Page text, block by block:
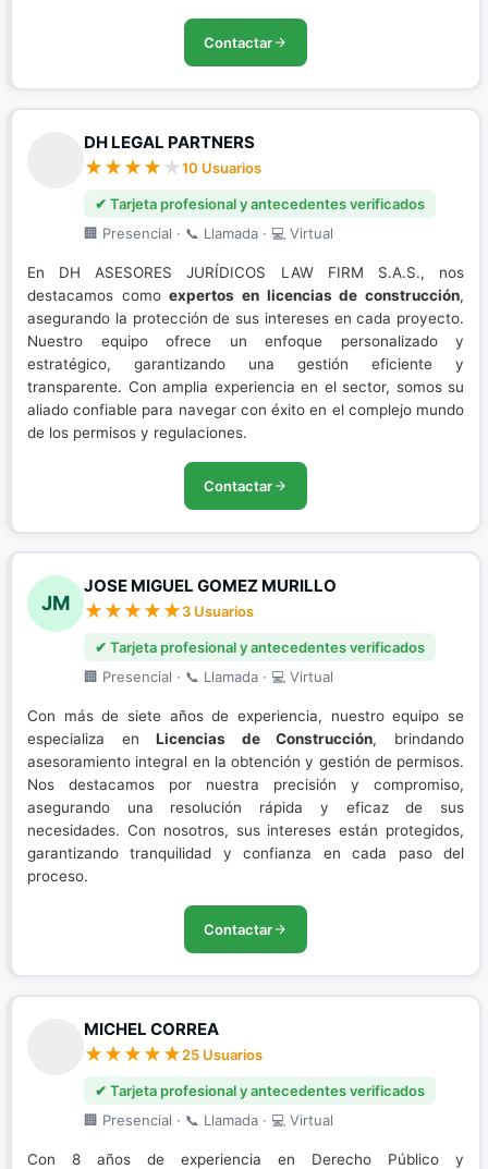
Contactar
DH LEGAL PARTNERS
10 Usuarios
✔ Tarjeta profesional y antecedentes verificados
🏢 Presencial · 📞 Llamada · 💻 Virtual
En DH ASESORES JURÍDICOS LAW FIRM S.A.S., nos
destacamos comoexpertos en licencias de construcción,
asegurando la protección de sus intereses en cada proyecto.
Nuestro equipo ofrece un enfoque personalizado y
estratégico, garantizando una gestión eficiente y
transparente. Con amplia experiencia en el sector, somos su
aliado confiable para navegar con éxito en el complejo mundo
de los permisos y regulaciones.
Contactar
JM
JOSE MIGUEL GOMEZ MURILLO
3 Usuarios
✔ Tarjeta profesional y antecedentes verificados
🏢 Presencial · 📞 Llamada · 💻 Virtual
Con más de siete años de experiencia, nuestro equipo se
especializa enLicencias de Construcción, brindando
asesoramiento integral en la obtención y gestión de permisos.
Nos destacamos por nuestra precisión y compromiso,
asegurando una resolución rápida y eficaz de sus
necesidades. Con nosotros, sus intereses están protegidos,
garantizando tranquilidad y confianza en cada paso del
proceso.
Contactar
MICHEL CORREA
25 Usuarios
✔ Tarjeta profesional y antecedentes verificados
🏢 Presencial · 📞 Llamada · 💻 Virtual
Con 8 años de experiencia en Derecho Público y